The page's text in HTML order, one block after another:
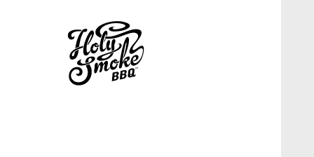
vitlök, paprika, lök, chili, spiskummin.